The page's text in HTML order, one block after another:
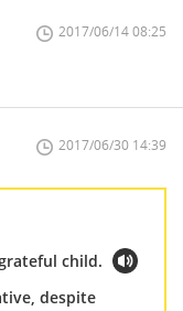
2017/06/14 08:25
2017/06/30 14:39
child.
despite